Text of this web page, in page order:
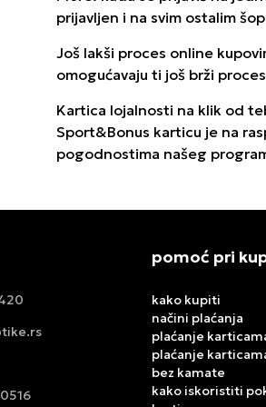
prijavljen i na svim ostalim
Još lakši proces online
omogućavaju ti još brži
Kartica lojalnosti na klik od
Sport&Bonus karticu je na
pogodnostima našeg
pomoć pri
kako kupiti
načini plaćanja
plaćanje
plaćanje
bez kamate
kako iskoristiti